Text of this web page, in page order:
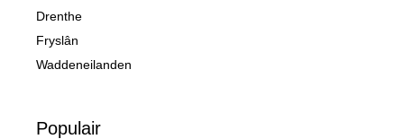
Drenthe
Fryslân
Waddeneilanden
Populair